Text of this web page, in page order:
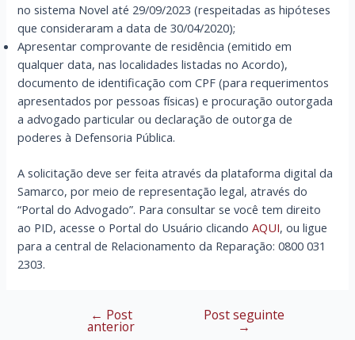
no sistema Novel até 29/09/2023 (respeitadas as hipóteses
que consideraram a data de 30/04/2020);
Apresentar comprovante de residência (emitido em
qualquer data, nas localidades listadas no Acordo),
documento de identificação com CPF (para requerimentos
apresentados por pessoas físicas) e procuração outorgada
a advogado particular ou declaração de outorga de
poderes à Defensoria Pública.
A solicitação deve ser feita através da plataforma digital da
Samarco, por meio de representação legal, através do
“Portal do Advogado”. Para consultar se você tem direito
ao PID, acesse o Portal do Usuário clicandoAQUI, ou ligue
para a central de Relacionamento da Reparação: 0800 031
2303.
Navegação
← Post
anterior
Post seguinte
→